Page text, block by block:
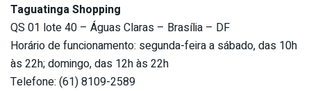
Taguatinga Shopping
QS 01 lote 40 – Águas Claras – Brasília – DF
Horário de funcionamento: segunda-feira a sábado, das 10h
às 22h; domingo, das 12h às 22h
Telefone: (61) 8109-2589